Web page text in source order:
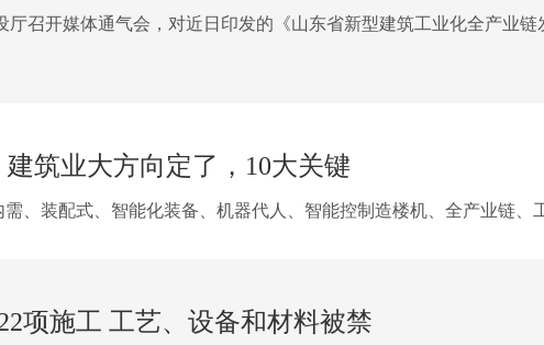
厅召开媒体通气会，对近日印发的《山东省新型建筑工业化全产业链
筑业大方向定了，10大关键
、装配式、智能化装备、机器代人、智能控制造楼机、全产业链、
项施工 工艺、设备和材料被禁